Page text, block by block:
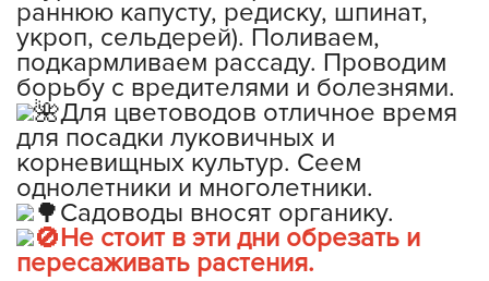
раннюю капусту, редиску, шпинат,
укроп, сельдерей). Поливаем,
подкармливаем рассаду. Проводим
борьбу с вредителями и болезнями.
Для цветоводов отличное время
для посадки луковичных и
корневищных культур. Сеем
однолетники и многолетники.
Садоводы вносят органику.
Не стоит в эти дни обрезать и
пересаживать растения.